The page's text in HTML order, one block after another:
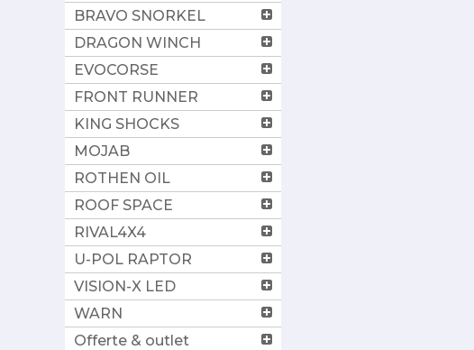
BRAVO SNORKEL
DRAGON WINCH
EVOCORSE
FRONT RUNNER
KING SHOCKS
MOJAB
ROTHEN OIL
ROOF SPACE
RIVAL4X4
U-POL RAPTOR
VISION-X LED
WARN
Offerte & outlet